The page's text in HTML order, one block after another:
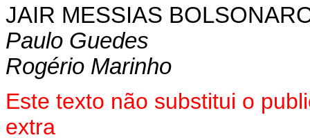
JAIR MESSIAS
Paulo Guedes
Rogério Marinho
Este texto não substitui o
extra